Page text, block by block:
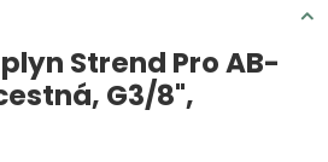
Strend Pro AB-
G3/8",